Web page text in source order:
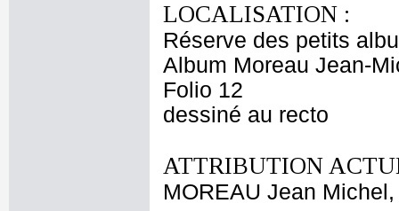
LOCALISATION :
Réserve des petits
Album Moreau Jean-
Folio 12
dessiné au recto
ATTRIBUTION
MOREAU Jean